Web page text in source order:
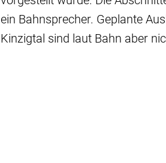
ein Bahnsprecher. Geplante
Kinzigtal sind laut Bahn aber